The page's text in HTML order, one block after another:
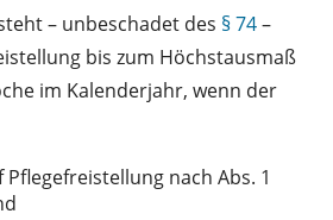
– unbeschadet des § 74–
bis zum Höchstausmaß
im Kalenderjahr, wenn der
nach Abs. 1